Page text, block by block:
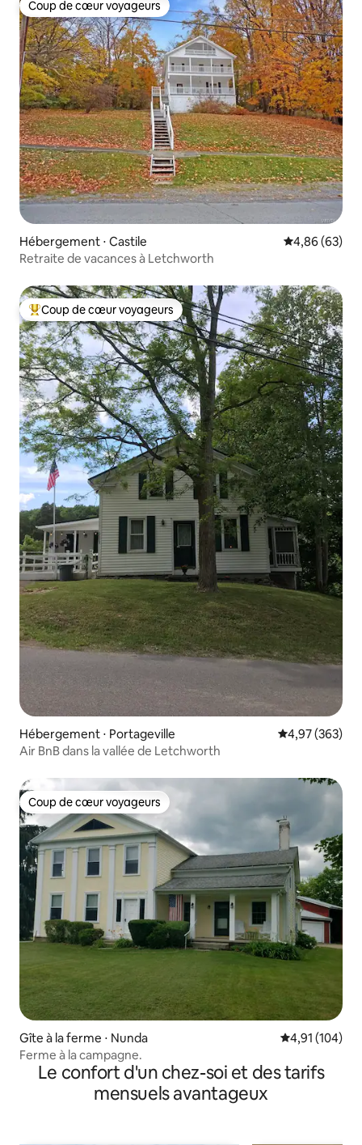
Coup de cœur voyageurs
Coup de cœur voyageurs
Hébergement ⋅ Castile Évaluation
4,86 (63)
Retraite de vacances à Letchworth
Coups de cœur voyageurs les plus appréciés
Coup de cœur voyageurs
Hébergement ⋅ Portageville Évaluation
4,97 (363)
Air BnB dans la vallée de Letchworth
Coup de cœur voyageurs
Coup de cœur voyageurs
Gîte à la ferme ⋅ Nunda Évaluation
4,91 (104)
Ferme à la campagne.
Le confort d'un chez-soi et des tarifs
mensuels avantageux